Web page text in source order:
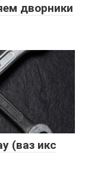
дворники
(ваз икс